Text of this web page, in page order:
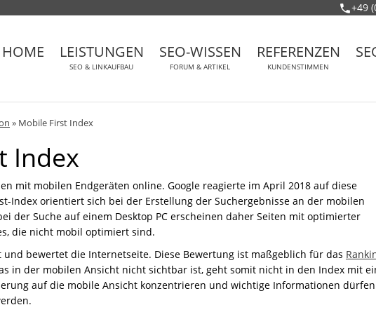
+49
HOME LEISTUNGEN
SEO & LINKAUFBAU
SEO-WISSEN
FORUM & ARTIKEL
REFERENZEN
KUNDENSTIMMEN
» Mobile First Index
Index
mit mobilen Endgeräten online. Google reagierte im April 2018 auf diese
Index orientiert sich bei der Erstellung der Suchergebnisse an der mobilen
der Suche auf einem Desktop PC erscheinen daher Seiten mit optimierter
die nicht mobil optimiert sind.
und bewertet die Internetseite. Diese Bewertung ist maßgeblich für das
in der mobilen Ansicht nicht sichtbar ist, geht somit nicht in den Index mit
auf die mobile Ansicht konzentrieren und wichtige Informationen dürfen